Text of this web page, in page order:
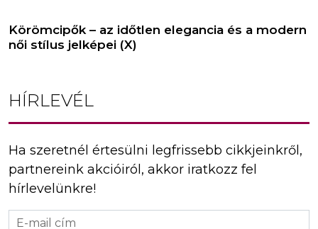
Körömcipők – az időtlen elegancia és a modern
női stílus jelképei (X)
HÍRLEVÉL
Ha szeretnél értesülni legfrissebb cikkjeinkről,
partnereink akcióiról, akkor iratkozz fel
hírlevelünkre!